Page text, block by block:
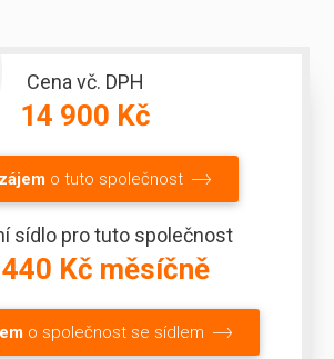
Cena vč. DPH
14 900 Kč
o tuto společnost
sídlo pro tuto společnost
Kč měsíčně
o společnost se sídlem